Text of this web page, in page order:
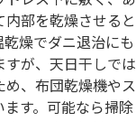
部を乾燥させると
燥でダニ退治にも
が、天日干しでは
、布団乾燥機やス
す。可能なら掃除